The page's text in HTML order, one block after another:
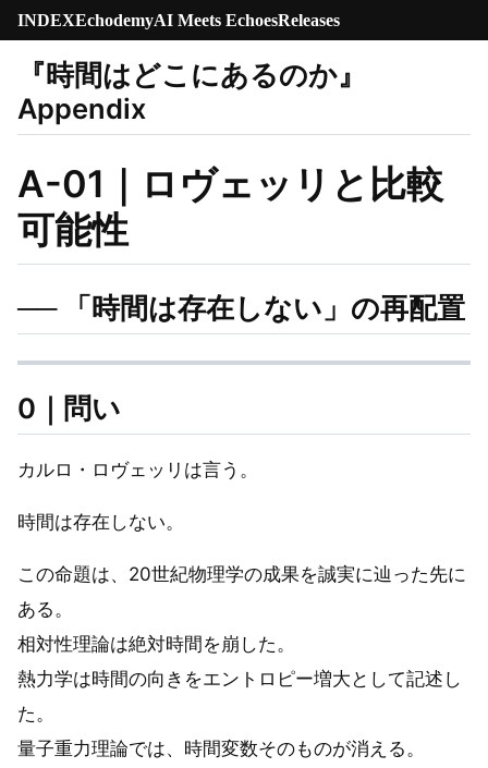
INDEXEchodemyAI Meets EchoesReleases
『時間はどこにあるのか』
Appendix
A-01｜ロヴェッリと比較
可能性
── 「時間は存在しない」の再配置
0｜問い
カルロ・ロヴェッリは言う。
時間は存在しない。
この命題は、20世紀物理学の成果を誠実に辿った先に
ある。
相対性理論は絶対時間を崩した。
熱力学は時間の向きをエントロピー増大として記述し
た。
量子重力理論では、時間変数そのものが消える。